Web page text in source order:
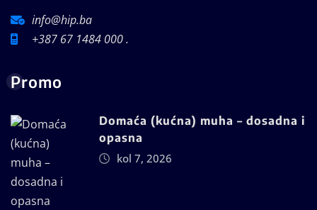
info@hip.ba
+387 67 1484 000 .
Promo
Domaća (kućna) muha – dosadna i
opasna
kol 7, 2026